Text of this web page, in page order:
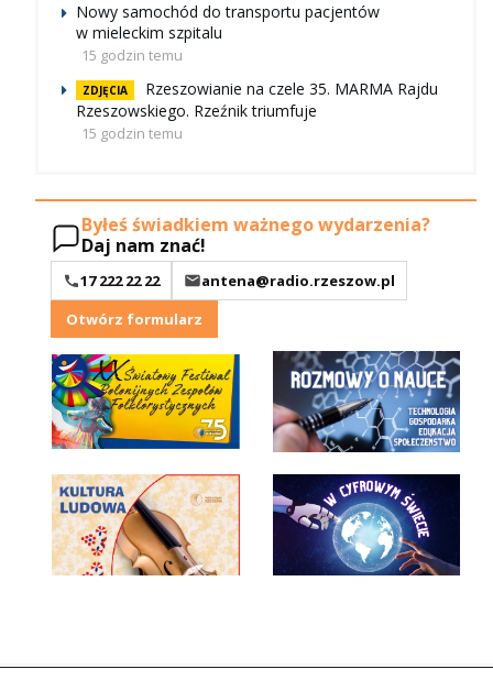
Nowy samochód do transportu pacjentów
w mieleckim szpitalu
15 godzin temu
ZDJĘCIA
Rzeszowianie na czele 35. MARMA Rajdu
Rzeszowskiego. Rzeźnik triumfuje
15 godzin temu
Byłeś świadkiem ważnego wydarzenia?
Daj nam znać!
17 222 22 22
antena@radio.rzeszow.pl
Otwórz formularz